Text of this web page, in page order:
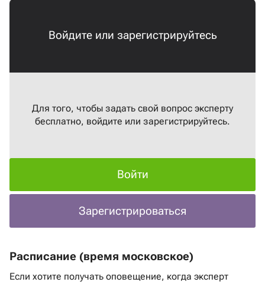
Войдите или зарегистрируйтесь
Для того, чтобы задать свой вопрос эксперту
бесплатно, войдите или зарегистрируйтесь.
Войти
Зарегистрироваться
Расписание (время московское)
Если хотите получать оповещение, когда эксперт